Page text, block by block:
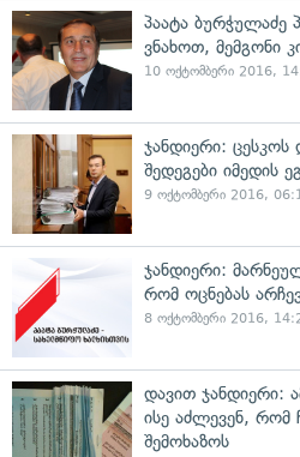
პაატა ბურჭულაძე
ვნახოთ, მემგონი
10 ოქტომბერი 2016,
ჯანდიერი:
შედეგები იმედის
9 ოქტომბერი 2016,
ჯანდიერი:
რომ ოცნებას
8 ოქტომბერი 2016,
დავით ჯანდიერი:
ისე აძლევენ, რომ
შემოხაზოს